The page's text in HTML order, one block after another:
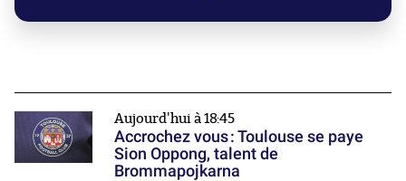
Aujourd'hui à 18:45
Accrochez vous : Toulouse se paye
Sion Oppong, talent de
Brommapojkarna